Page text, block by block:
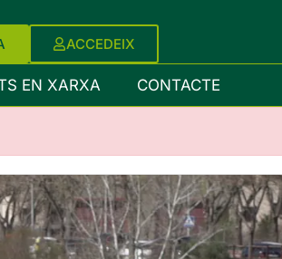
ACCEDEIX
EN XARXA CONTACTE